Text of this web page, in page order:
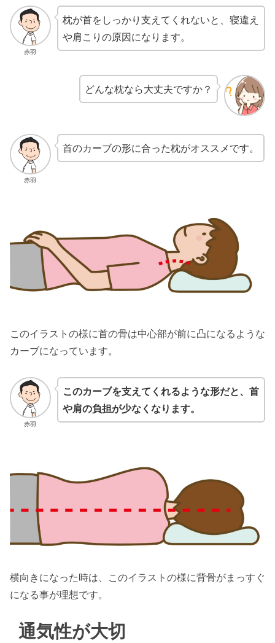
赤羽
枕が首をしっかり支えてくれないと、寝違え
や肩こりの原因になります。
どんな枕なら大丈夫ですか？
赤羽
首のカーブの形に合った枕がオススメです。
このイラストの様に首の骨は中心部が前に凸になるような
カーブになっています。
赤羽
このカーブを支えてくれるような形だと、首
や肩の負担が少なくなります。
横向きになった時は、このイラストの様に背骨がまっすぐ
になる事が理想です。
通気性が大切